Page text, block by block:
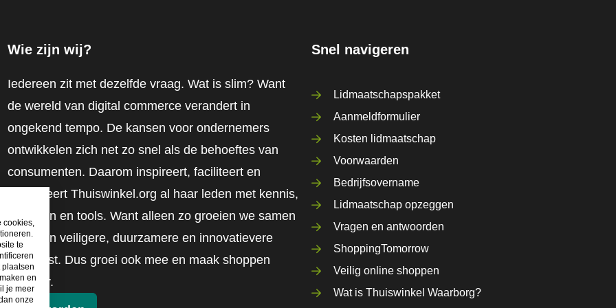
Wie zijn wij?
Iedereen zit met dezelfde vraag. Wat is slim? Want
de wereld van digital commerce verandert in
ongekend tempo. De kansen voor ondernemers
ontwikkelen zich net zo snel als de behoeftes van
consumenten. Daarom inspireert, faciliteert en
mobiliseert Thuiswinkel.org al haar leden met kennis,
inzichten en tools. Want alleen zo groeien we samen
naar een veiligere, duurzamere en innovatievere
toekomst. Dus groei ook mee en maak shoppen
slimmer.
Snel navigeren
Lidmaatschapspakket
Aanmeldformulier
Kosten lidmaatschap
Voorwaarden
Bedrijfsovername
Lidmaatschap opzeggen
Vragen en antwoorden
ShoppingTomorrow
Veilig online shoppen
Wat is Thuiswinkel Waarborg?
cookies,
te
plaatsen
en
je meer
onze